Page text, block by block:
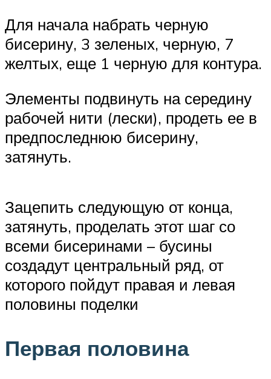
Для начала набрать черную
бисерину, 3 зеленых, черную, 7
желтых, еще 1 черную для контура.
Элементы подвинуть на середину
рабочей нити (лески), продеть ее в
предпоследнюю бисерину,
затянуть.
Зацепить следующую от конца,
затянуть, проделать этот шаг со
всеми бисеринами – бусины
создадут центральный ряд, от
которого пойдут правая и левая
половины поделки
Первая половина